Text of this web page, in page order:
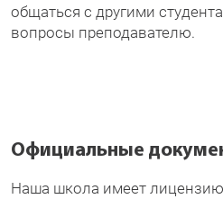
общаться с другими
вопросы преподавателю.
Официальные
Наша школа имеет